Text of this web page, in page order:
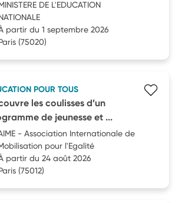
DE L'EDUCATION
partir du 1 septembre 2026
(75020)
POUR TOUS
les coulisses d’un
de jeunesse et ...
- Association Internationale de
pour l'Egalité
partir du 24 août 2026
(75012)